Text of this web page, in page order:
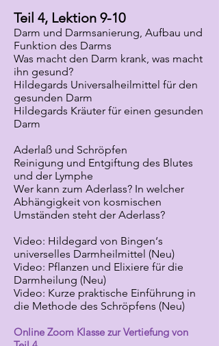
Teil 4, Lektion 9-10
Darm und Darmsanierung, Aufbau und
Funktion des Darms
Was macht den Darm krank, was macht
ihn gesund?
Hildegards Universalheilmittel für den
gesunden Darm
Hildegards Kräuter für einen gesunden
Darm
Aderlaß und Schröpfen
Reinigung und Entgiftung des Blutes
und der Lymphe
Wer kann zum Aderlass? In welcher
Abhängigkeit von kosmischen
Umständen steht der Aderlass?
Video: Hildegard von Bingen‘s
universelles Darmheilmittel (Neu)
Video: Pflanzen und Elixiere für die
Darmheilung (Neu)
Video: Kurze praktische Einführung in
die Methode des Schröpfens (Neu)
Online Zoom Klasse zur Vertiefung von